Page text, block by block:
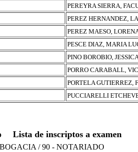
PEREYRA SIERRA,
PEREZ HERNANDEZ,
PEREZ MAESO,
PESCE DIAZ, MARIA
PINO BOROBIO,
PORRO CARABALL,
PORTELA GUTIERREZ,
PUCCIARELLI
Lista de inscriptos a examen
/ 90 - NOTARIADO